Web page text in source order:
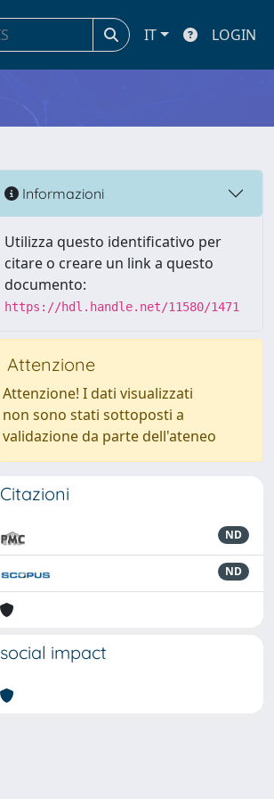
IT LOGIN
Informazioni
Utilizza questo identificativo per
citare o creare un link a questo
documento:
https://hdl.handle.net/11580/1471
Attenzione
Attenzione! I dati visualizzati
non sono stati sottoposti a
validazione da parte dell'ateneo
Citazioni
ND
ND
social impact